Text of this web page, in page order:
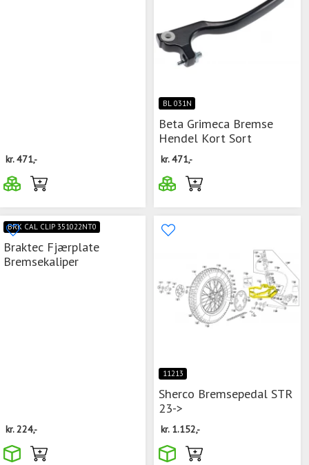
kr.471,-
BL 031N
Beta Grimeca Bremse
Hendel Kort Sort
kr.471,-
BRK CAL CLIP 351022NT0
Braktec Fjærplate
Bremsekaliper
kr.224,-
11213
Sherco Bremsepedal STR
23->
kr. 1.152,-